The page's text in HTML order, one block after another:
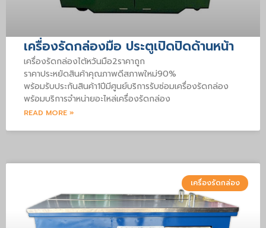
เครื่องรัดกล่องมือ ประตูเปิดปิดด้านหน้า
เครื่องรัดกล่องไต้หวันมือ2ราคาถูก
ราคาประหยัดสินค้าคุณภาพดีสภาพใหม่90%
พร้อมรับประกันสินค้า1ปีมีศูนย์บริการรับซ่อมเครื่องรัดกล่อง
พร้อมบริการจำหน่ายอะไหล่เครื่องรัดกล่อง
READ MORE »
เครื่องรัดกล่อง